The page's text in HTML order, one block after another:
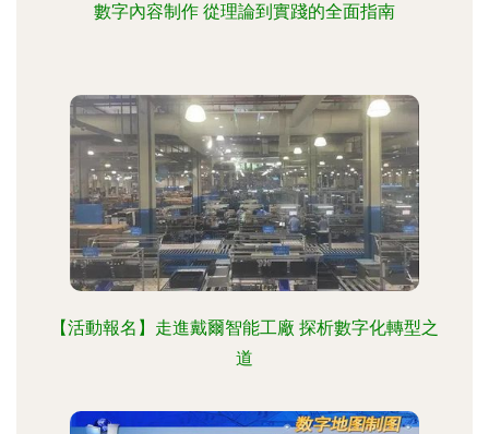
數字內容制作 從理論到實踐的全面指南
【活動報名】走進戴爾智能工廠 探析數字化轉型之
道